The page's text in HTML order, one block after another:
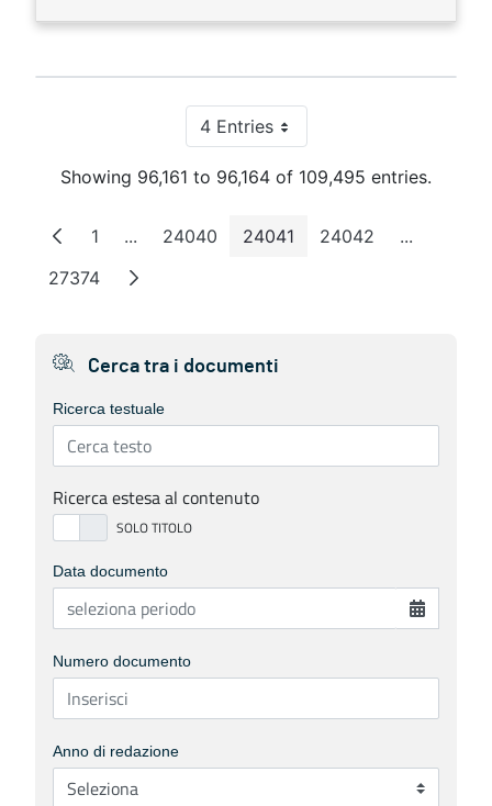
4 EntriesPer Page
Showing 96,161 to 96,164 of 109,495 entries.
Page
1 ...Intermediate Pages
Page
24040 Page
24041 Page
24042 ...
Page
27374
Cerca tra i documenti
Ricerca testuale
Ricerca estesa al contenuto
Data documento
Numero documento
Anno di redazione